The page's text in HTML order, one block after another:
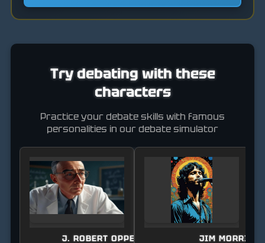
Try debating with these
characters
Practice your debate skills with famous
personalities in our debate simulator
J. ROBERT OPPENHEIMER JIM